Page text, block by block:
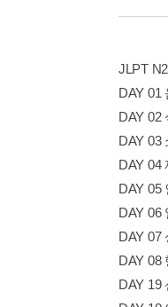
JLPT
DAY 01
DAY 02
DAY 03
DAY 04
DAY 05
DAY 06
DAY 07
DAY 08
DAY 19